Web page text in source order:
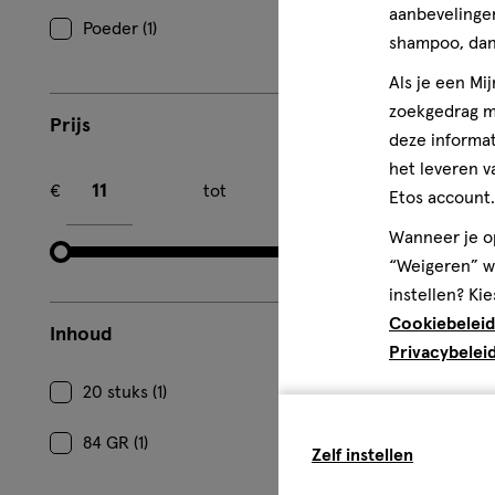
Poeder (1)
Prijs
€
tot
Inhoud
20 stuks (1)
84 GR (1)
shampoo,
Als je een
zoekgedrag
deze
het leveren
Etos account.
Wanneer je
“Weigeren”
instellen?
Cookiebeleid
Privacybeleid
Zelf instellen